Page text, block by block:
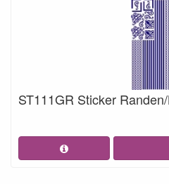
ST111GR Sticker